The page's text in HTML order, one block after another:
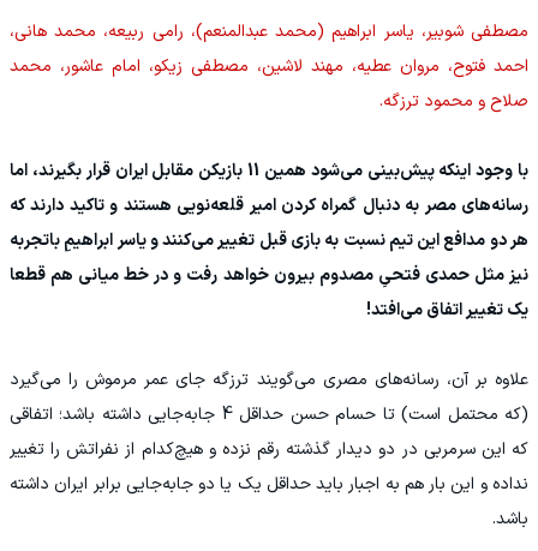
مصطفی شوبیر، یاسر ابراهیم (محمد عبدالمنعم)، رامی ربیعه، محمد هانی،
احمد فتوح، مروان عطیه، مهند لاشین، مصطفی زیکو، امام عاشور، محمد
صلاح و محمود ترزگه.
با وجود اینکه پیش‌بینی می‌شود همین 11 بازیکن مقابل ایران قرار بگیرند، اما
رسانه‌های مصر به دنبال گمراه کردن امیر قلعه‌نویی هستند و تاکید دارند که
هر دو مدافع این تیم نسبت به بازی قبل تغییر می‌کنند و یاسر ابراهیمِ باتجربه
نیز مثل حمدی فتحیِ مصدوم بیرون خواهد رفت و در خط میانی هم قطعا
یک تغییر اتفاق می‌افتد!
علاوه بر آن، رسانه‌های مصری می‌گویند ترزگه جای عمر مرموش را می‌گیرد
(که محتمل است) تا حسام حسن حداقل 4 جابه‌جایی داشته باشد؛ اتفاقی
که این سرمربی در دو دیدار گذشته رقم نزده و هیچ‌کدام از نفراتش را تغییر
نداده و این بار هم به اجبار باید حداقل یک یا دو جابه‌جایی برابر ایران داشته
باشد.